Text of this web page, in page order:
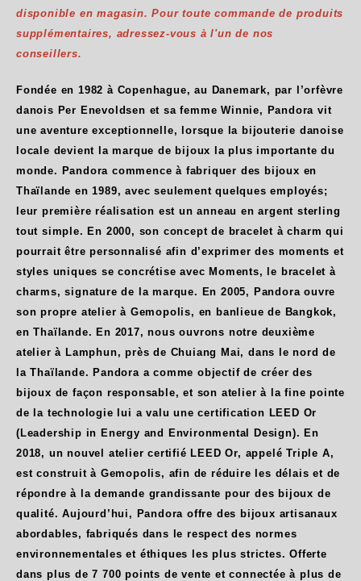
disponible en magasin. Pour toute commande de produits
supplémentaires, adressez-vous à l'un de nos
conseillers.
Fondée en 1982 à Copenhague, au Danemark, par l’orfèvre
danois Per Enevoldsen et sa femme Winnie, Pandora vit
une aventure exceptionnelle, lorsque la bijouterie danoise
locale devient la marque de bijoux la plus importante du
monde. Pandora commence à fabriquer des bijoux en
Thaïlande en 1989, avec seulement quelques employés;
leur première réalisation est un anneau en argent sterling
tout simple. En 2000, son concept de bracelet à charm qui
pourrait être personnalisé afin d’exprimer des moments et
styles uniques se concrétise avec Moments, le bracelet à
charms, signature de la marque. En 2005, Pandora ouvre
son propre atelier à Gemopolis, en banlieue de Bangkok,
en Thaïlande. En 2017, nous ouvrons notre deuxième
atelier à Lamphun, près de Chuiang Mai, dans le nord de
la Thaïlande. Pandora a comme objectif de créer des
bijoux de façon responsable, et son atelier à la fine pointe
de la technologie lui a valu une certification LEED Or
(Leadership in Energy and Environmental Design). En
2018, un nouvel atelier certifié LEED Or, appelé Triple A,
est construit à Gemopolis, afin de réduire les délais et de
répondre à la demande grandissante pour des bijoux de
qualité. Aujourd’hui, Pandora offre des bijoux artisanaux
abordables, fabriqués dans le respect des normes
environnementales et éthiques les plus strictes. Offerte
dans plus de 7 700 points de vente et connectée à plus de